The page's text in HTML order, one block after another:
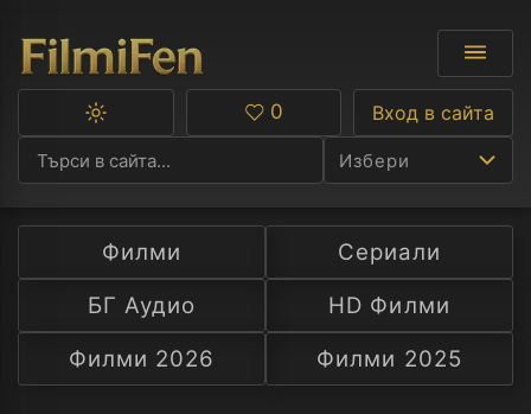
Избери
Ф
С
А
Превключване
тъмна
тема
Любими
0 Вход в сайта
Филми
Сериали
БГ Аудио
HD Филми
Филми 2026
Филми 2025